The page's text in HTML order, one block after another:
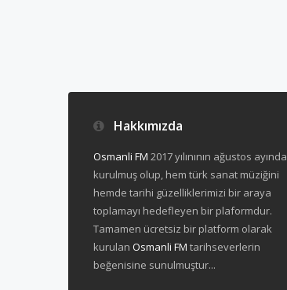
Hakkımızda
Osmanli FM 2017 yılınının ağustos ayında
kurulmuş olup, hem türk sanat müziğini
hemde tarihi güzelliklerimizi bir araya
toplamayı hedefleyen bir plaformdur.
Tamamen ücretsiz bir platform olarak
kurulan Osmanli FM tarihseverlerin
beğenisine sunulmuştur...